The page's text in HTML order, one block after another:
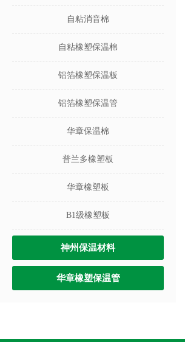
自粘消音棉
自粘橡塑保温棉
铝箔橡塑保温板
铝箔橡塑保温管
华章保温棉
普兰多橡塑板
华章橡塑板
B1级橡塑板
神州保温材料
华章橡塑保温管